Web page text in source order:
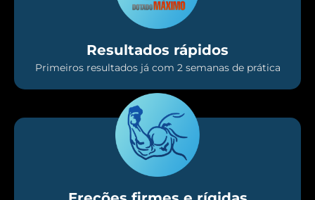
Resultados rápidos
Primeiros resultados já com 2 semanas de prática